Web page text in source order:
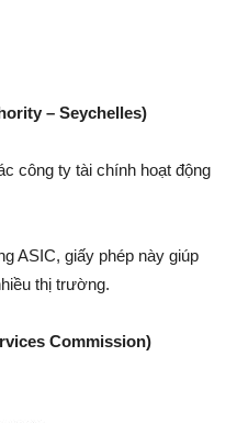
– Seychelles)
công ty tài chính hoạt động
ASIC, giấy phép này giúp
thị trường.
Commission)